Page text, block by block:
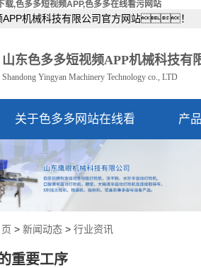
载,色多多短视频APP,色多多在线看污网站
APP机械科技有限公司官方网站！
山东色多多短视频APP机械科技有
Shandong Yingyan Machinery Technology co., LTD
关于色多多网站在线看
公司简介
资质荣誉
产
> 新闻动态 > 行业资讯
重要工序